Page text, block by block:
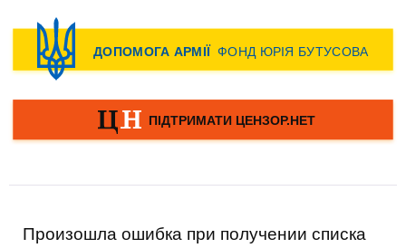
Произошла ошибка при получении списка